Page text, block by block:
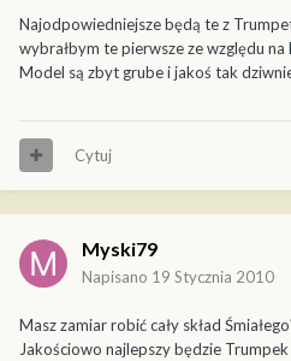
Najodpowiedniejsze będą te z
wybrałbym te pierwsze ze względu na
Model są zbyt grube i jakoś tak
Cytuj
Myski79
Napisano 19 Stycznia 2010
Masz zamiar robić cały skład
Jakościowo najlepszy będzie